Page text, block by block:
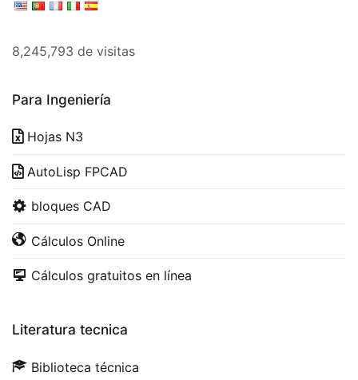
8,245,793 de visitas
Para Ingeniería
Hojas N3
AutoLisp FPCAD
bloques CAD
Cálculos Online
Cálculos gratuitos en línea
Literatura tecnica
Biblioteca técnica